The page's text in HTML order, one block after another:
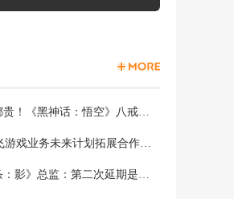
比真的猪都贵！《黑神话：悟空》八戒手办开订：根根分明的猪毛
Netflix 网飞游戏业务未来计划拓展合作和家庭类游戏
《刺客信条：影》总监：第二次延期是因为屋顶太复杂